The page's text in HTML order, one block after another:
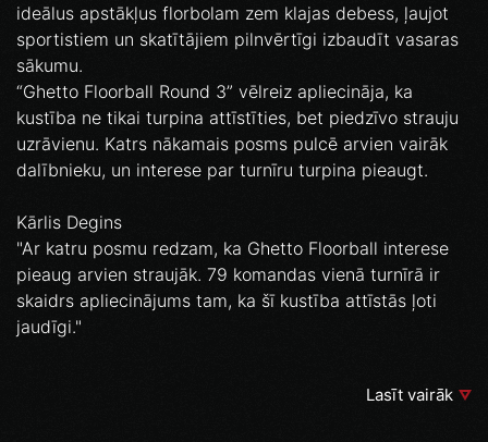
ideālus apstākļus florbolam zem klajas debess, ļaujot
sportistiem un skatītājiem pilnvērtīgi izbaudīt vasaras
sākumu.
“Ghetto Floorball Round 3” vēlreiz apliecināja, ka
kustība ne tikai turpina attīstīties, bet piedzīvo strauju
uzrāvienu. Katrs nākamais posms pulcē arvien vairāk
dalībnieku, un interese par turnīru turpina pieaugt.
Kārlis Degins
"Ar katru posmu redzam, ka Ghetto Floorball interese
pieaug arvien straujāk. 79 komandas vienā turnīrā ir
skaidrs apliecinājums tam, ka šī kustība attīstās ļoti
jaudīgi."
Lasīt vairāk